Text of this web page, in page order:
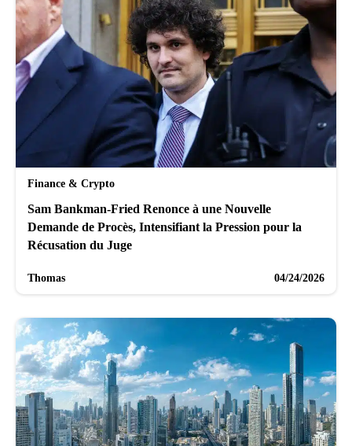
Finance & Crypto
Sam Bankman-Fried Renonce à une Nouvelle
Demande de Procès, Intensifiant la Pression pour la
Récusation du Juge
Thomas 04/24/2026